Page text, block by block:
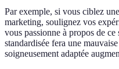
Par exemple, si vous ciblez
marketing, soulignez vos
vous passionne à propos de
standardisée fera une
soigneusement adaptée